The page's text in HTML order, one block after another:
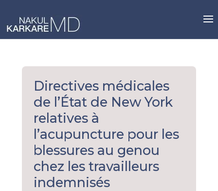
content
Directives médicales
de l’État de New York
relatives à
l’acupuncture pour les
blessures au genou
chez les travailleurs
indemnisés